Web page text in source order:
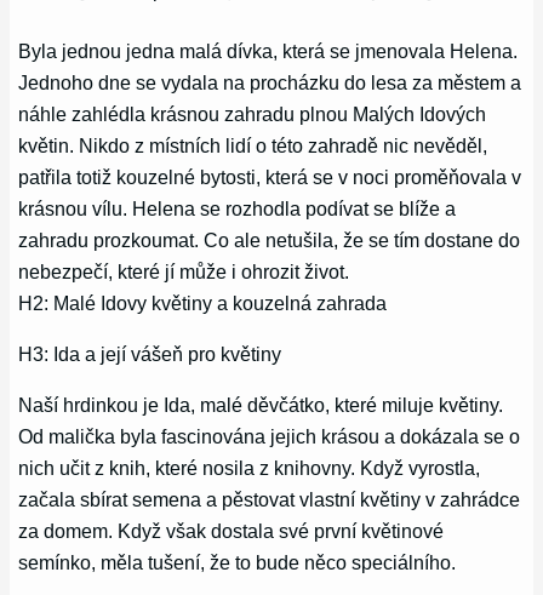
Byla jednou jedna malá dívka, která se jmenovala Helena.
Jednoho dne se vydala na procházku do lesa za městem a
náhle zahlédla krásnou zahradu plnou Malých Idových
květin. Nikdo z místních lidí o této zahradě nic nevěděl,
patřila totiž kouzelné bytosti, která se v noci proměňovala v
krásnou vílu. Helena se rozhodla podívat se blíže a
zahradu prozkoumat. Co ale netušila, že se tím dostane do
nebezpečí, které jí může i ohrozit život.
H2: Malé Idovy květiny a kouzelná zahrada
H3: Ida a její vášeň pro květiny
Naší hrdinkou je Ida, malé děvčátko, které miluje květiny.
Od malička byla fascinována jejich krásou a dokázala se o
nich učit z knih, které nosila z knihovny. Když vyrostla,
začala sbírat semena a pěstovat vlastní květiny v zahrádce
za domem. Když však dostala své první květinové
semínko, měla tušení, že to bude něco speciálního.